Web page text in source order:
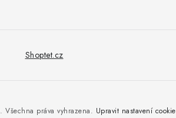
Shoptet.cz
. Všechna práva vyhrazena. Upravit nastavení